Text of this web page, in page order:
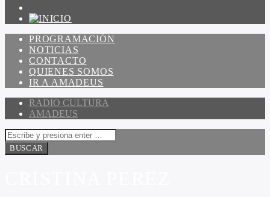
PROGRAMACIÓN
NOTICIAS
CONTACTO
QUIENES SOMOS
IR A AMADEUS
RADIO CULTURA
AMADEUS